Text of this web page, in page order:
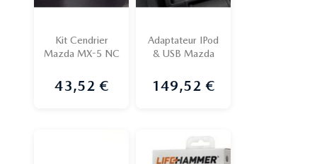
Kit Cendrier
Mazda MX-5 NC
Prix
43,52 €
Adaptateur IPod
& USB Mazda
Prix
149,52 €